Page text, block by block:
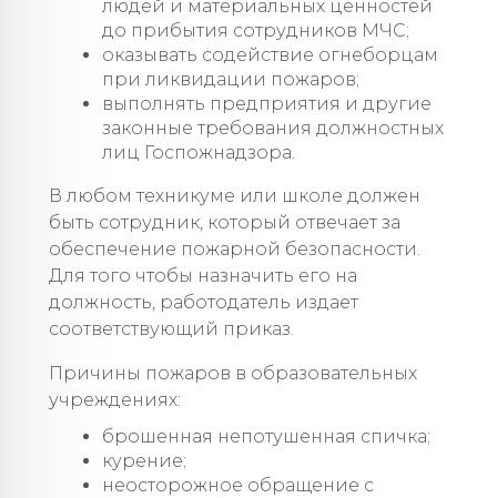
людей и материальных ценностей
до прибытия сотрудников МЧС;
оказывать содействие огнеборцам
при ликвидации пожаров;
выполнять предприятия и другие
законные требования должностных
лиц Госпожнадзора.
В любом техникуме или школе должен
быть сотрудник, который отвечает за
обеспечение пожарной безопасности.
Для того чтобы назначить его на
должность, работодатель издает
соответствующий приказ.
Причины пожаров в образовательных
учреждениях:
брошенная непотушенная спичка;
курение;
неосторожное обращение с